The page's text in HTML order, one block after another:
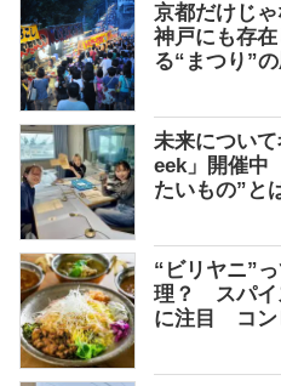
京都だけじ
神戸にも存
る“まつり”
未来につい
eek」開催中
たいもの”と
“ビリヤニ”
理？ スパイ
に注目 コン